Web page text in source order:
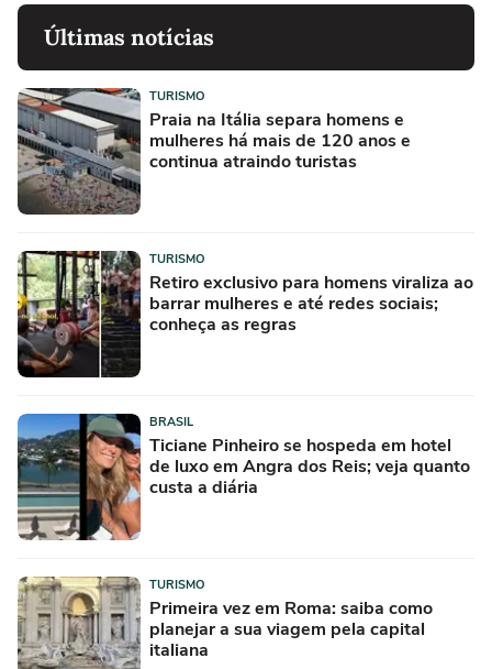
Últimas notícias
TURISMO
Praia na Itália separa homens e
mulheres há mais de 120 anos e
continua atraindo turistas
TURISMO
Retiro exclusivo para homens viraliza ao
barrar mulheres e até redes sociais;
conheça as regras
BRASIL
Ticiane Pinheiro se hospeda em hotel
de luxo em Angra dos Reis; veja quanto
custa a diária
TURISMO
Primeira vez em Roma: saiba como
planejar a sua viagem pela capital
italiana